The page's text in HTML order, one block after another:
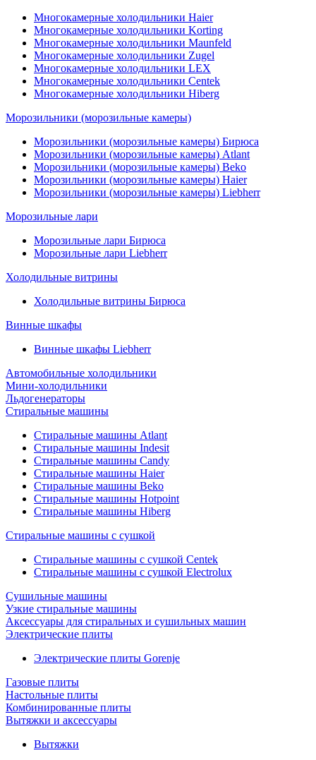
Многокамерные холодильники Haier
Многокамерные холодильники Korting
Многокамерные холодильники Maunfeld
Многокамерные холодильники Zugel
Многокамерные холодильники LEX
Многокамерные холодильники Centek
Многокамерные холодильники Hiberg
Морозильники (морозильные камеры)
Морозильники (морозильные камеры) Бирюса
Морозильники (морозильные камеры) Atlant
Морозильники (морозильные камеры) Beko
Морозильники (морозильные камеры) Haier
Морозильники (морозильные камеры) Liebherr
Морозильные лари
Морозильные лари Бирюса
Морозильные лари Liebherr
Холодильные витрины
Холодильные витрины Бирюса
Винные шкафы
Винные шкафы Liebherr
Автомобильные холодильники
Мини-холодильники
Льдогенераторы
Стиральные машины
Стиральные машины Atlant
Стиральные машины Indesit
Стиральные машины Candy
Стиральные машины Haier
Стиральные машины Beko
Стиральные машины Hotpoint
Стиральные машины Hiberg
Стиральные машины с сушкой
Стиральные машины с сушкой Centek
Стиральные машины с сушкой Electrolux
Сушильные машины
Узкие стиральные машины
Аксессуары для стиральных и сушильных машин
Электрические плиты
Электрические плиты Gorenje
Газовые плиты
Настольные плиты
Комбинированные плиты
Вытяжки и аксессуары
Вытяжки